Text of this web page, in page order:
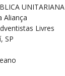
UNITARIANA
Aliança
Livres
SP